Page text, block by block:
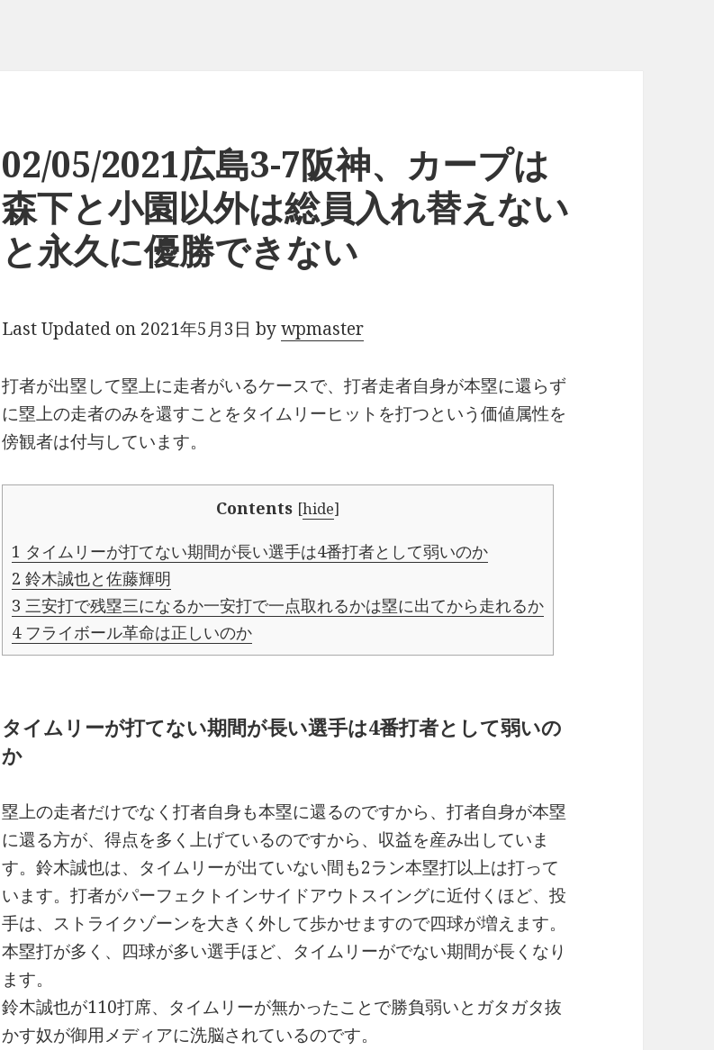
02/05/2021広島3-7阪神、カープは
森下と小園以外は総員入れ替えない
と永久に優勝できない
Last Updated on 2021年5月3日 bywpmaster
打者が出塁して塁上に走者がいるケースで、打者走者自身が本塁に還らず
に塁上の走者のみを還すことをタイムリーヒットを打つという価値属性を
傍観者は付与しています。
Contents [hide]
1 タイムリーが打てない期間が長い選手は4番打者として弱いのか
2 鈴木誠也と佐藤輝明
3 三安打で残塁三になるか一安打で一点取れるかは塁に出てから走れるか
4フライボール革命は正しいのか
タイムリーが打てない期間が長い選手は4番打者として弱いの
か
塁上の走者だけでなく打者自身も本塁に還るのですから、打者自身が本塁
に還る方が、得点を多く上げているのですから、収益を産み出していま
す。鈴木誠也は、タイムリーが出ていない間も2ラン本塁打以上は打って
います。打者がパーフェクトインサイドアウトスイングに近付くほど、投
手は、ストライクゾーンを大きく外して歩かせますので四球が増えます。
本塁打が多く、四球が多い選手ほど、タイムリーがでない期間が長くなり
ます。
鈴木誠也が110打席、タイムリーが無かったことで勝負弱いとガタガタ抜
かす奴が御用メディアに洗脳されているのです。